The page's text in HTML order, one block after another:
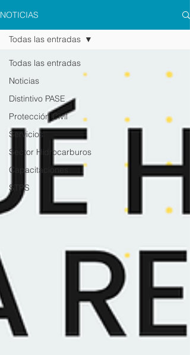
NOTICIAS
Todas las entradas
Noticias
Distintivo PASE
Protección Civil
Servicios
Sector Hidrocarburos
Capacitaciones
STPS
Todas las entradas